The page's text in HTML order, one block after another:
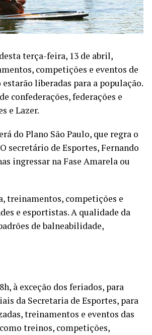
terça-feira, 13 de abril,
competições e eventos de
liberadas para a população.
confederações, federações e
e Lazer.
do Plano São Paulo, que regra o
secretário de Esportes, Fernando
ingressar na Fase Amarela ou
treinamentos, competições e
e esportistas. A qualidade da
de balneabilidade,
à exceção dos feriados, para
da Secretaria de Esportes, para
treinamentos e eventos das
treinos, competições,